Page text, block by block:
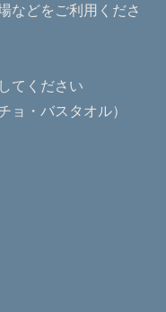
などをご利用くださ
てください
ョ・バスタオル）
ンタル
ンタル